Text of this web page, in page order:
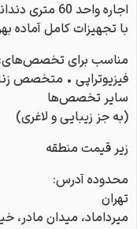
اجاره واحد 60 متری دندانپزشکی
با تجهیزات کامل آماده
مناسب برای تخصص‌های:
فیزیوتراپی • متخصص
سایر تخصص‌ها
(به جز زیبایی و لاغری)
زیر قیمت منطقه
محدوده آدرس:
تهران
میرداماد، میدان مادر،